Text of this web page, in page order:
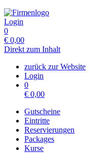
Login
0
€ 0,00
Direkt zum Inhalt
zurück zur Website
Login
0
€ 0,00
Gutscheine
Eintritte
Reservierungen
Packages
Kurse